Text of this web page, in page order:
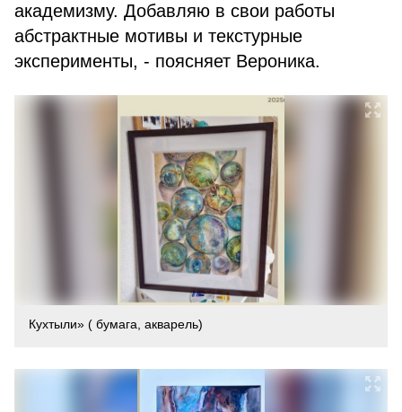
академизму. Добавляю в свои работы
абстрактные мотивы и текстурные
эксперименты, - поясняет Вероника.
Кухтыли» ( бумага, акварель)